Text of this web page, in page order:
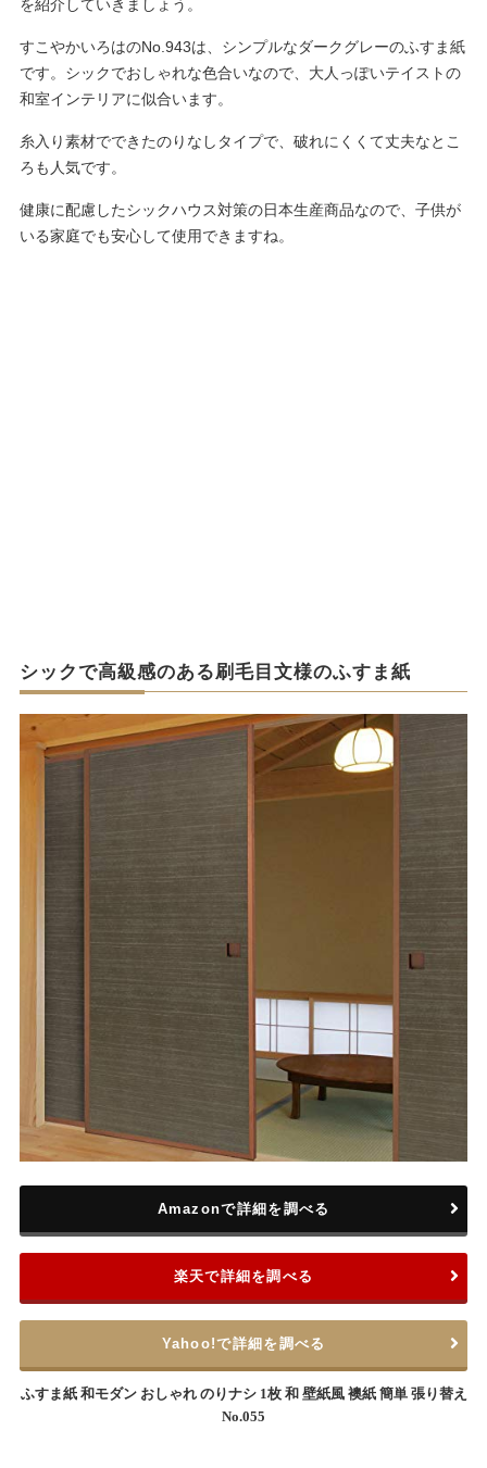
を紹介していきましょう。
すこやかいろはのNo.943は、シンプルなダークグレーのふすま紙
です。シックでおしゃれな色合いなので、大人っぽいテイストの
和室インテリアに似合います。
糸入り素材でできたのりなしタイプで、破れにくくて丈夫なとこ
ろも人気です。
健康に配慮したシックハウス対策の日本生産商品なので、子供が
いる家庭でも安心して使用できますね。
シックで高級感のある刷毛目文様のふすま紙
ふすま紙 和モダン おしゃれ のりナシ 1枚 和 壁紙風 襖紙 簡単 張り替え
No.055
Amazonで詳細を調べる
楽天で詳細を調べる
Yahoo!で詳細を調べる